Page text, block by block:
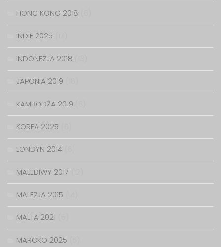
HONG KONG 2018
INDIE 2025
INDONEZJA 2018
JAPONIA 2019
KAMBODŻA 2019
KOREA 2025
LONDYN 2014
MALEDIWY 2017
MALEZJA 2015
MALTA 2021
MAROKO 2025